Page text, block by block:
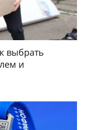
выбрать
и